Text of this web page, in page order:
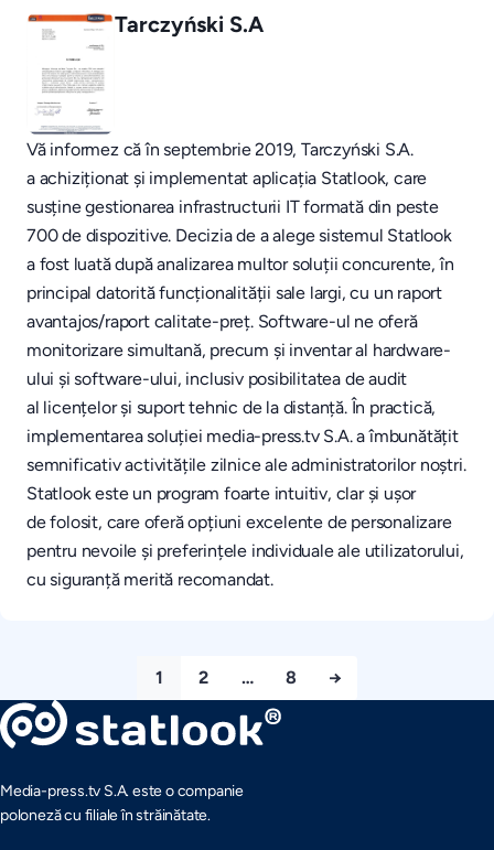
Tarczyński S.A
Vă informez că în septembrie 2019, Tarczyński S.A.
a achiziționat și implementat aplicația Statlook, care
susține gestionarea infrastructurii IT formată din peste
700 de dispozitive. Decizia de a alege sistemul Statlook
a fost luată după analizarea multor soluții concurente, în
principal datorită funcționalității sale largi, cu un raport
avantajos/raport calitate-preț. Software-ul ne oferă
monitorizare simultană, precum și inventar al hardware-
ului și software-ului, inclusiv posibilitatea de audit
al licențelor și suport tehnic de la distanță. În practică,
implementarea soluției media-press.tv S.A. a îmbunătățit
semnificativ activitățile zilnice ale administratorilor noștri.
Statlook este un program foarte intuitiv, clar și ușor
de folosit, care oferă opțiuni excelente de personalizare
pentru nevoile și preferințele individuale ale utilizatorului,
cu siguranță merită recomandat.
1 2 … 8 →
Media-press.tv S.A. este o companie
poloneză cu filiale în străinătate.